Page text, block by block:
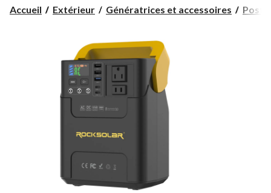
Accueil Extérieur Génératrices et accessoires